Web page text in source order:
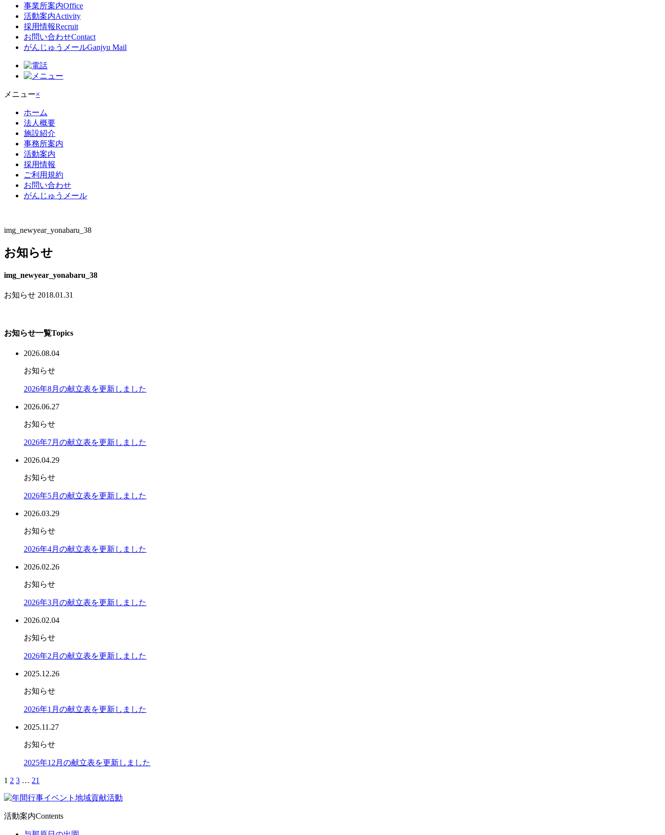
事業所案内Office
活動案内Activity
採用情報Recruit
お問い合わせContact
がんじゅうメールGanjyu Mail
メニュー×
ホーム
法人概要
施設紹介
事務所案内
活動案内
採用情報
ご利用規約
お問い合わせ
がんじゅうメール
img_newyear_yonabaru_38
お知らせ
img_newyear_yonabaru_38
お知らせ 2018.01.31
お知らせ一覧Topics
2026.08.04
お知らせ
2026年8月の献立表を更新しました
2026.06.27
お知らせ
2026年7月の献立表を更新しました
2026.04.29
お知らせ
2026年5月の献立表を更新しました
2026.03.29
お知らせ
2026年4月の献立表を更新しました
2026.02.26
お知らせ
2026年3月の献立表を更新しました
2026.02.04
お知らせ
2026年2月の献立表を更新しました
2025.12.26
お知らせ
2026年1月の献立表を更新しました
2025.11.27
お知らせ
2025年12月の献立表を更新しました
1 2 3 … 21
活動案内Contents